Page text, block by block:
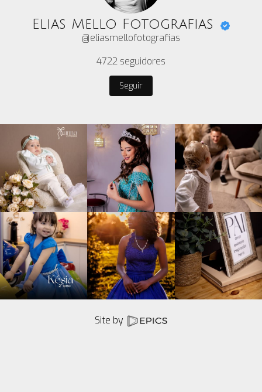
Elias Mello Fotografias
@eliasmellofotografias
4722 seguidores
Seguir
Site by